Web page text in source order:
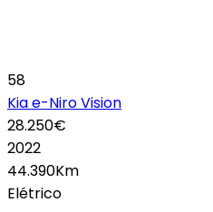
58
Kia e-Niro Vision
28.250€
2022
44.390Km
Elétrico